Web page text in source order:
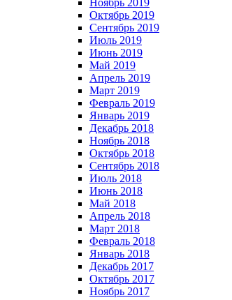
Ноябрь 2019
Октябрь 2019
Сентябрь 2019
Июль 2019
Июнь 2019
Май 2019
Апрель 2019
Март 2019
Февраль 2019
Январь 2019
Декабрь 2018
Ноябрь 2018
Октябрь 2018
Сентябрь 2018
Июль 2018
Июнь 2018
Май 2018
Апрель 2018
Март 2018
Февраль 2018
Январь 2018
Декабрь 2017
Октябрь 2017
Ноябрь 2017